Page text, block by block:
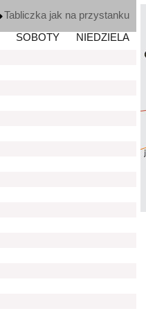
Tabliczka jak na przystanku
SOBOTY
NIEDZIELA